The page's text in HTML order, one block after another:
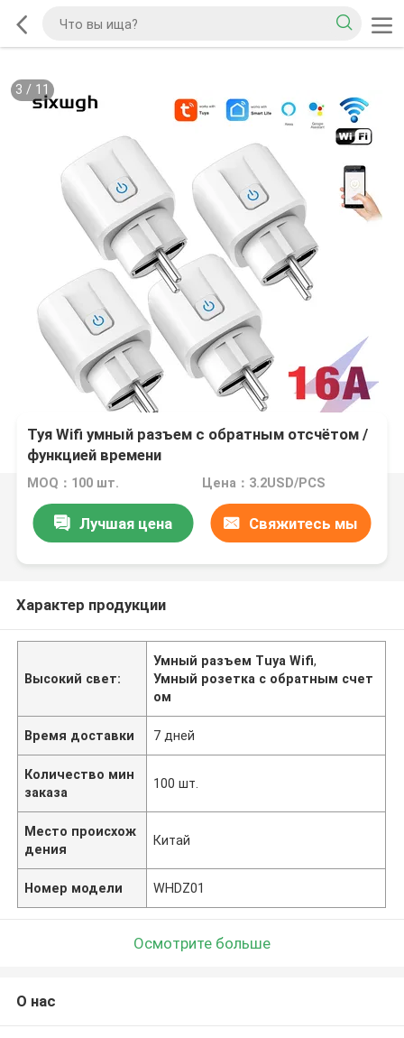
3 / 11
Туя Wifi умный разъем с обратным отсчётом /
функцией времени
MOQ：100 шт. Цена：3.2USD/PCS
Лучшая цена Свяжитесь мы
Характер продукции
Высокий свет:
Умный разъем Tuya Wifi,
Умный розетка с обратным счет
ом
Время доставки 7 дней
Количество мин
заказа
100 шт.
Место происхож
дения
Китай
Номер модели WHDZ01
Осмотрите больше
О нас